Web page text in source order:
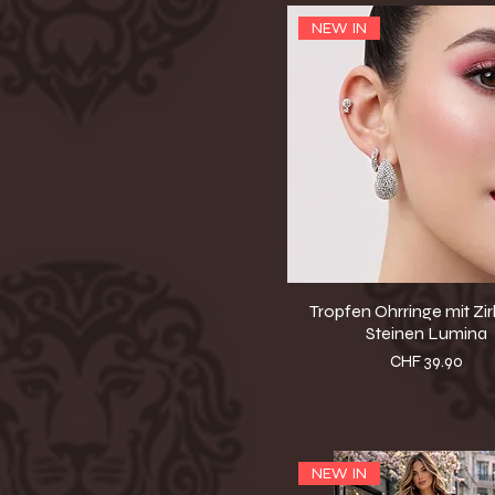
NEW IN
Tropfen Ohrringe mit
Steinen Lumina
Preis
CHF 39.90
NEW IN